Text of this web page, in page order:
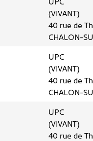
(VIVANT)
40 rue de
CHALON-
UPC
(VIVANT)
40 rue de
CHALON-
UPC
(VIVANT)
40 rue de